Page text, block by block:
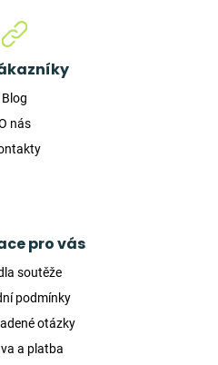
Blog
nás
pro vás
soutěže
podmínky
otázky
a platba